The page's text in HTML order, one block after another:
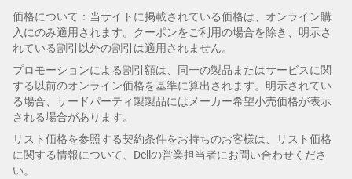
価格について：当サイトに掲載されている価格は、オンライン購
入にのみ適用されます。クーポンをご利用の場合を除き、明示さ
れている割引以外の割引は適用されません。
プロモーションによる割引額は、同一の製品またはサービスに関
する以前のオンライン価格を基準に算出されます。明示されてい
る場合、サードパーティ製製品にはメーカー希望小売価格が表示
される場合があります。
リスト価格を参照する契約条件をお持ちのお客様は、リスト価格
に関する情報について、Dellの営業担当者にお問い合わせくださ
い。